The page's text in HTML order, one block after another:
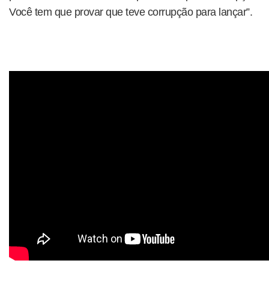
Você tem que provar que teve corrupção para lançar”.